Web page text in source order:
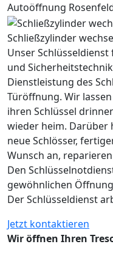
Autoöffnung
Schließzylinder
Unser
und
Dienstleistung des
Türöffnung. Wir
ihren Schlüssel
wieder heim.
neue Schlösser,
Wunsch an,
Den
gewöhnlichen
Der Schlüsseldienst
Jetzt kontaktieren
Wir öffnen Ihren